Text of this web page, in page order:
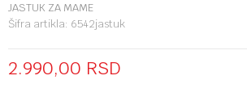
JASTUK ZA MAME
Šifra artikla: 6542jastuk
2.990,00 RSD